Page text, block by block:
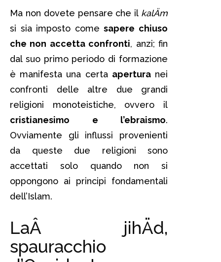
Ma non dovete pensare che il kalÄm
si sia imposto comesapere chiuso
che non accetta confronti, anzi; fin
dal suo primo periodo di formazione
è manifesta una certa aperturanei
confronti delle altre due grandi
religioni monoteistiche, ovvero il
cristianesimo e l’ebraismo.
Ovviamente gli influssi provenienti
da queste due religioni sono
accettati solo quando non si
oppongono ai principi fondamentali
dell’Islam.
LaÂ jihÄd,
spauracchio